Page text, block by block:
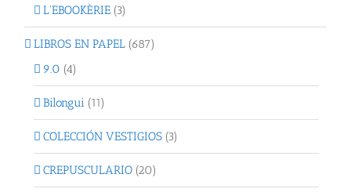
L'EBOOKÈRIE (3)
LIBROS EN PAPEL (687)
9.0 (4)
Bilongui (11)
COLECCIÓN VESTIGIOS (3)
CREPUSCULARIO (20)